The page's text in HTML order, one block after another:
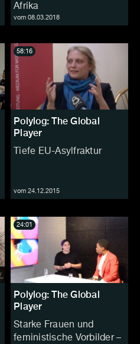
Afrika
vom 08.03.2018
Polylog: The Global
Player
Tiefe EU-Asylfraktur
vom 24.12.2015
58:16
Polylog: The Global
Player
Starke Frauen und
feministische Vorbilder –
24:01